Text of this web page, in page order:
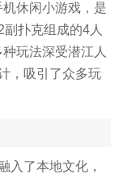
休闲小游戏，是
副扑克组成的4人
玩法深受潜江人
，吸引了众多玩
入了本地文化，